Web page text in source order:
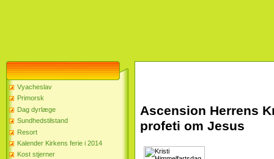
Vyacheslav
Primorsk
Dag dyrlæge
Sundhedstilstand
Resort
Kalender Kirkens ferie i 2014
Kost stjerner
Ascension Herrens
profeti om Jesus